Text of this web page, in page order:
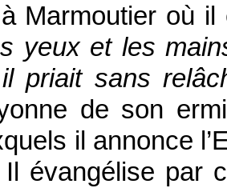
Marmoutier où
yeux et les
il priait sans
de son
il annonce
évangélise par